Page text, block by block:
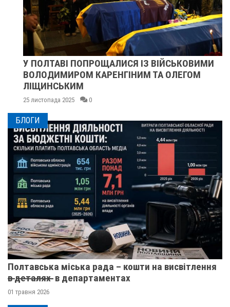
У ПОЛТАВІ ПОПРОЩАЛИСЯ ІЗ ВІЙСЬКОВИМИ
ВОЛОДИМИРОМ КАРЕНГІНИМ ТА ОЛЕГОМ
ЛІЩИНСЬКИМ
25 листопада 2025 0
БЛОГИ
Полтавська міська рада – кошти на висвітлення
в̶ ̶д̶е̶т̶а̶л̶я̶х̶ ̶ в департаментах
01 травня 2026